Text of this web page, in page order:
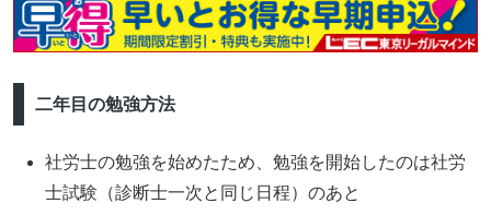
二年目の勉強方法
社労士の勉強を始めたため、勉強を開始したのは社労
士試験（診断士一次と同じ日程）のあと